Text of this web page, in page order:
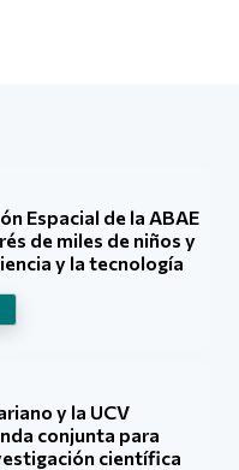
Espacial de la ABAE
de miles de niños y
y la tecnología
y la UCV
conjunta para
científica